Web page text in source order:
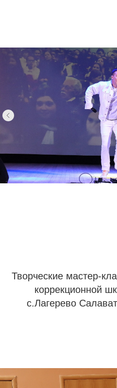
Творческие мастер-
коррекционной
с.Лагерево